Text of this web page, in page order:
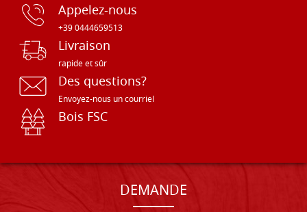
Appelez-nous
+39 0444659513
Livraison
rapide et sûr
Des questions?
Envoyez-nous un courriel
Bois FSC
DEMANDE